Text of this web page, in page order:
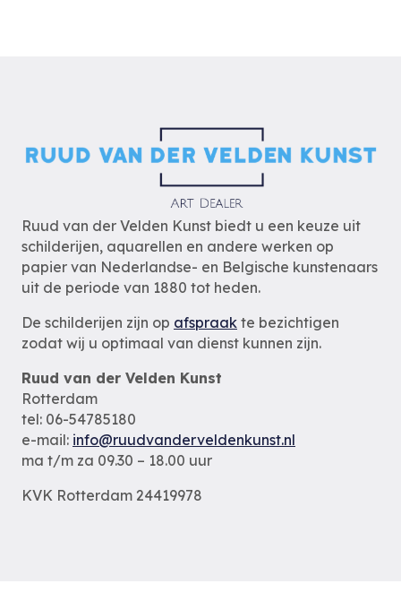
Ruud van der Velden Kunst biedt u een keuze uit
schilderijen, aquarellen en andere werken op
papier van Nederlandse- en Belgische kunstenaars
uit de periode van 1880 tot heden.
De schilderijen zijn op afspraak te bezichtigen
zodat wij u optimaal van dienst kunnen zijn.
Ruud van der Velden Kunst
Rotterdam
tel: 06-54785180
e-mail: info@ruudvanderveldenkunst.nl
ma t/m za 09.30 – 18.00 uur
KVK Rotterdam 24419978